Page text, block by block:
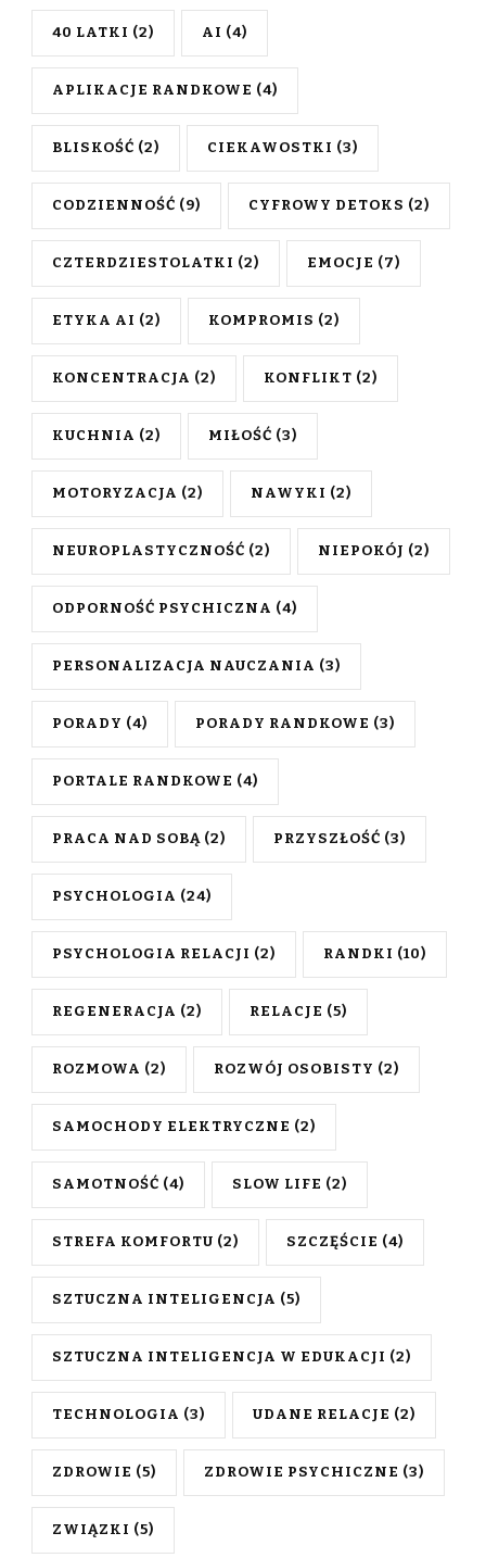
40 LATKI (2) AI (4)
APLIKACJE RANDKOWE (4)
BLISKOŚĆ (2) CIEKAWOSTKI (3)
CODZIENNOŚĆ (9) CYFROWY DETOKS (2)
CZTERDZIESTOLATKI (2) EMOCJE (7)
ETYKA AI (2) KOMPROMIS (2)
KONCENTRACJA (2) KONFLIKT (2)
KUCHNIA (2) MIŁOŚĆ (3)
MOTORYZACJA (2) NAWYKI (2)
NEUROPLASTYCZNOŚĆ (2) NIEPOKÓJ (2)
ODPORNOŚĆ PSYCHICZNA (4)
PERSONALIZACJA NAUCZANIA (3)
PORADY (4) PORADY RANDKOWE (3)
PORTALE RANDKOWE (4)
PRACA NAD SOBĄ (2) PRZYSZŁOŚĆ (3)
PSYCHOLOGIA (24)
PSYCHOLOGIA RELACJI (2) RANDKI (10)
REGENERACJA (2) RELACJE (5)
ROZMOWA (2) ROZWÓJ OSOBISTY (2)
SAMOCHODY ELEKTRYCZNE (2)
SAMOTNOŚĆ (4) SLOW LIFE (2)
STREFA KOMFORTU (2) SZCZĘŚCIE (4)
SZTUCZNA INTELIGENCJA (5)
SZTUCZNA INTELIGENCJA W EDUKACJI (2)
TECHNOLOGIA (3) UDANE RELACJE (2)
ZDROWIE (5) ZDROWIE PSYCHICZNE (3)
ZWIĄZKI (5)